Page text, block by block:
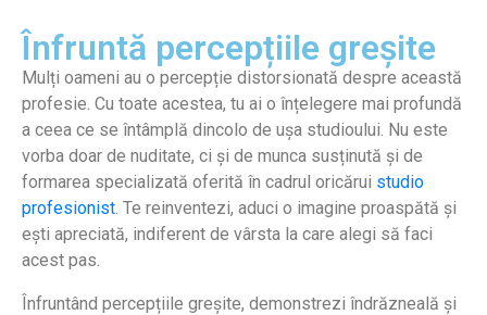
Înfruntă percepțiile greșite
Mulți oameni au o percepție distorsionată despre această
profesie. Cu toate acestea, tu ai o înțelegere mai profundă
a ceea ce se întâmplă dincolo de ușa studioului. Nu este
vorba doar de nuditate, ci și de munca susținută și de
formarea specializată oferită în cadrul oricărui studio
profesionist. Te reinventezi, aduci o imagine proaspătă și
ești apreciată, indiferent de vârsta la care alegi să faci
acest pas.
Înfruntând percepțiile greșite, demonstrezi îndrăzneală și